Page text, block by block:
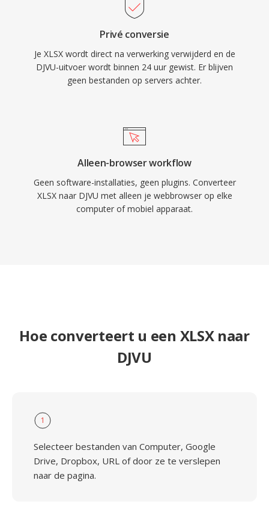
Privé conversie
Je XLSX wordt direct na verwerking verwijderd en de
DJVU-uitvoer wordt binnen 24 uur gewist. Er blijven
geen bestanden op servers achter.
Alleen-browser workflow
Geen software-installaties, geen plugins. Converteer
XLSX naar DJVU met alleen je webbrowser op elke
computer of mobiel apparaat.
Hoe converteert u een XLSX naar
DJVU
1
Selecteer bestanden van Computer, Google
Drive, Dropbox, URL of door ze te verslepen
naar de pagina.